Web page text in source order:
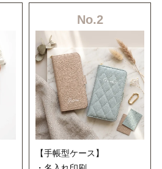
No.2
【手帳型ケース】